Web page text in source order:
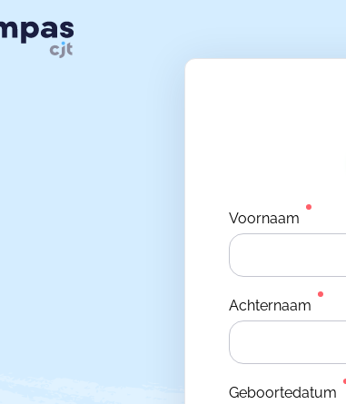
Voornaam
Achternaam
Geboortedatum